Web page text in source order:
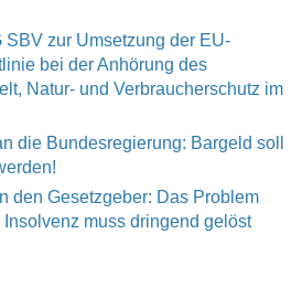
SBV zur Umsetzung der EU-
bei der Anhörung des
Natur- und Verbraucherschutz im
die Bundesregierung: Bargeld soll
den Gesetzgeber: Das Problem
muss dringend gelöst